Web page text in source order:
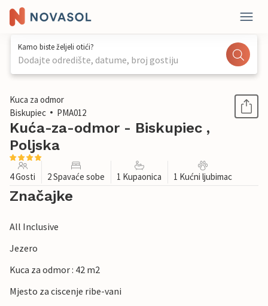
Kamo biste željeli otići?
Dodajte odredište, datume, broj gostiju
1 / 11
Kuca za odmor
Biskupiec
PMA012
Kuća-za-odmor - Biskupiec ,
Poljska
4 Gosti 2 Spavaće sobe 1 Kupaonica 1 Kućni ljubimac
Značajke
All Inclusive
Jezero
Kuca za odmor : 42 m2
Mjesto za ciscenje ribe-vani